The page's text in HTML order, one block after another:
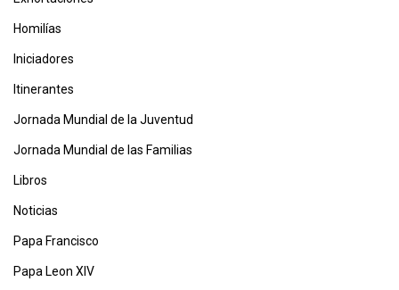
Homilías
Iniciadores
Itinerantes
Jornada Mundial de la Juventud
Jornada Mundial de las Familias
Libros
Noticias
Papa Francisco
Papa Leon XIV